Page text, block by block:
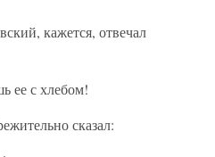
кажется, отвечал
ее с хлебом!
сказал: